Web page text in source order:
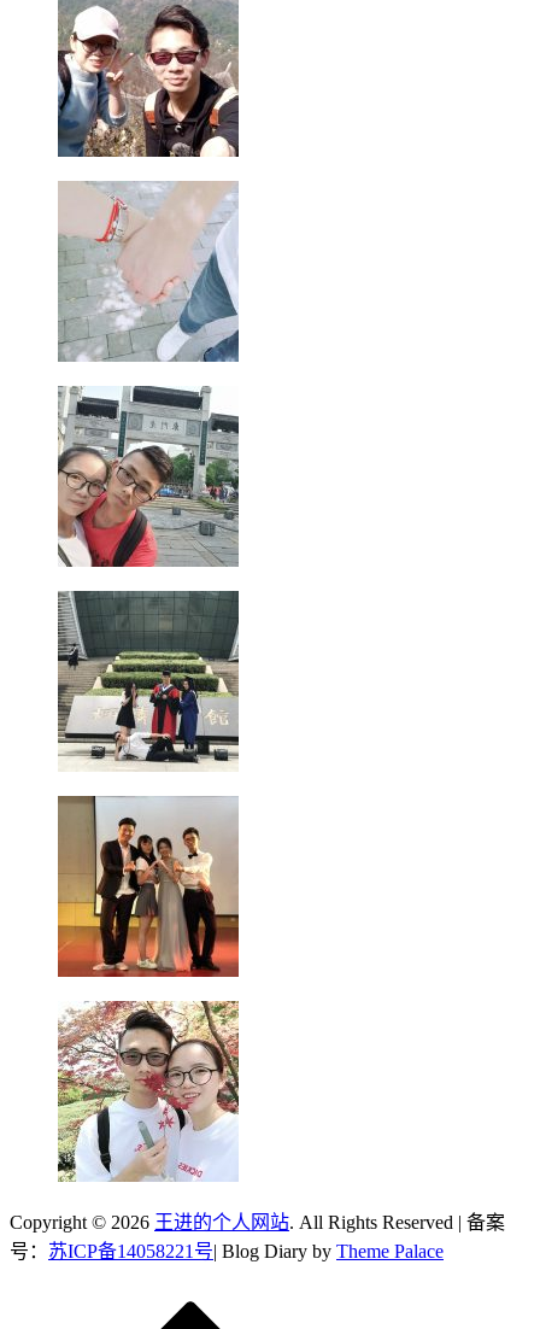
Copyright © 2026 王进的个人网站. All Rights Reserved | 备案
号： 苏ICP备14058221号 | Blog Diary by Theme Palace